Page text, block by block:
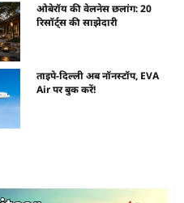
ओबेरॉय की वेलनेस छलांग: 20
रिसॉर्ट्स की साझेदारी
ताइपे-दिल्ली अब नॉनस्टॉप, EVA
Air पर बुक करें!